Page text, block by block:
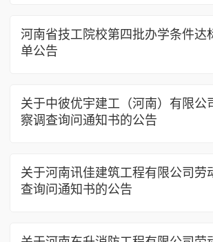
河南省技工院校第四批办学条件达
单公告
关于中彼优宇建工（河南）有限公
察调查询问通知书的公告
关于河南讯佳建筑工程有限公司劳
查询问通知书的公告